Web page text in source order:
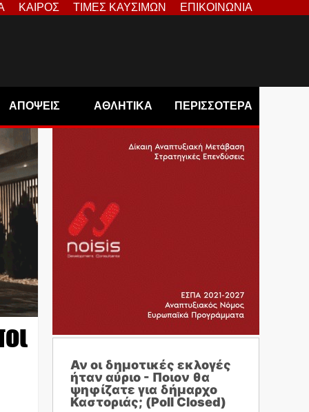
ΚΑΙΡΟΣ ΤΙΜΕΣ ΚΑΥΣΙΜΩΝ ΕΠΙΚΟΙΝΩΝΙΑ
ΑΠΟΨΕΙΣ ΑΘΛΗΤΙΚΑ ΠΕΡΙΣΣΟΤΕΡΑ
Αν οι δημοτικές εκλογές
ήταν αύριο - Ποιον θα
ψηφίζατε για δήμαρχο
Καστοριάς; (Poll Closed)